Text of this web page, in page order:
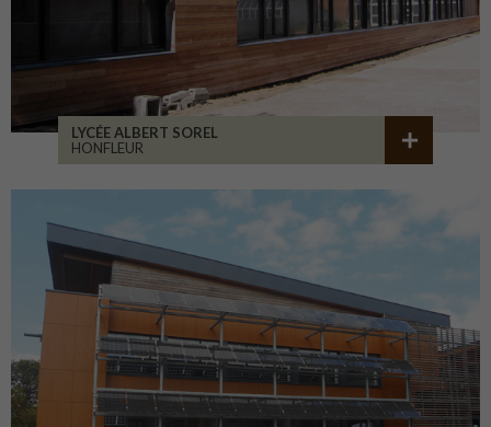
LYCÉE ALBERT SOREL
HONFLEUR